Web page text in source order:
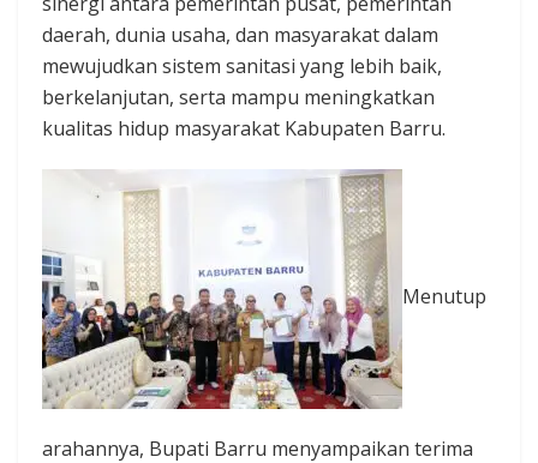
daerah, dunia usaha, dan masyarakat dalam
mewujudkan sistem sanitasi yang lebih baik,
berkelanjutan, serta mampu meningkatkan
kualitas hidup masyarakat Kabupaten Barru.
Menutup
arahannya, Bupati Barru menyampaikan terima